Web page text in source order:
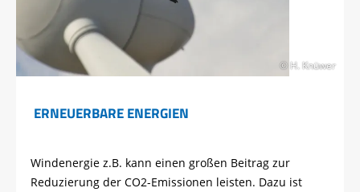
© H. Knüwer
ERNEUERBARE ENERGIEN
Windenergie z.B. kann einen großen Beitrag zur
Reduzierung der CO2-Emissionen leisten. Dazu ist